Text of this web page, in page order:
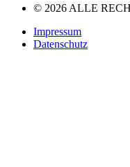
© 2026 ALLE
Impressum
Datenschutz